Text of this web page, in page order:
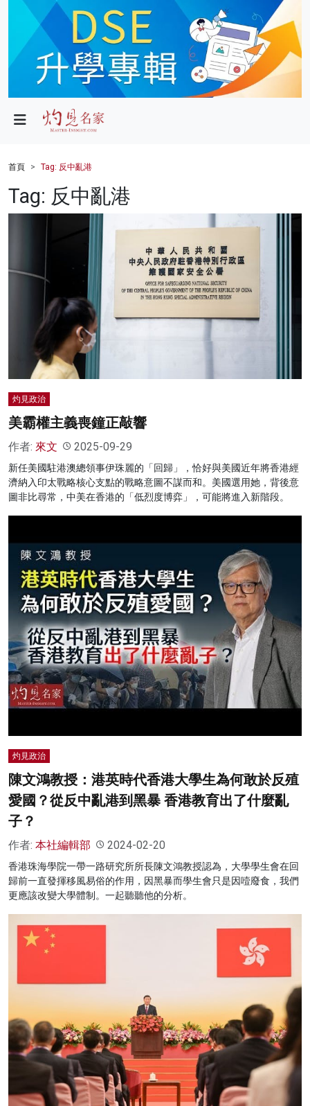
政局
財經
健康
科技
影片
名家榜
灼見活動
首頁 Tag: 反中亂港
Tag: 反中亂港
灼見政治
美霸權主義喪鐘正敲響
作者: 來文 2025-09-29
新任美國駐港澳總領事伊珠麗的「回歸」，恰好與美國近年將香港經
濟納入印太戰略核心支點的戰略意圖不謀而和。美國選用她，背後意
圖非比尋常，中美在香港的「低烈度博弈」，可能將進入新階段。
灼見政治
陳文鴻教授：港英時代香港大學生為何敢於反殖
愛國？從反中亂港到黑暴 香港教育出了什麼亂
子？
作者: 本社編輯部 2024-02-20
香港珠海學院一帶一路研究所所長陳文鴻教授認為，大學學生會在回
歸前一直發揮移風易俗的作用，因黑暴而學生會只是因噎廢食，我們
更應該改變大學體制。一起聽聽他的分析。